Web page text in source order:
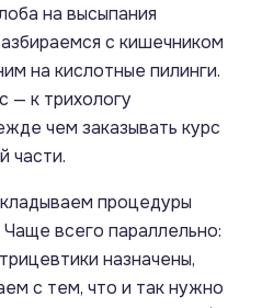
на высыпания
с кишечником
на кислотные пилинги.
— к трихологу
чем заказывать курс
части.
процедуры
всего параллельно:
назначены,
с тем, что и так нужно